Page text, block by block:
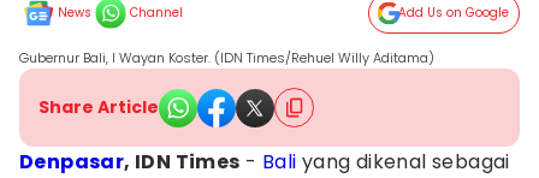
News Channel Add Us on Google
Gubernur Bali, I Wayan Koster. (IDN Times/Rehuel ​Willy Aditama)
Share Article
Denpasar, IDN Times - Bali yang dikenal sebagai